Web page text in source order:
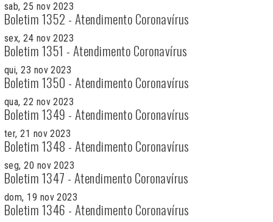
sab, 25 nov 2023
Boletim 1352 - Atendimento Coronavírus
sex, 24 nov 2023
Boletim 1351 - Atendimento Coronavírus
qui, 23 nov 2023
Boletim 1350 - Atendimento Coronavírus
qua, 22 nov 2023
Boletim 1349 - Atendimento Coronavírus
ter, 21 nov 2023
Boletim 1348 - Atendimento Coronavírus
seg, 20 nov 2023
Boletim 1347 - Atendimento Coronavírus
dom, 19 nov 2023
Boletim 1346 - Atendimento Coronavírus